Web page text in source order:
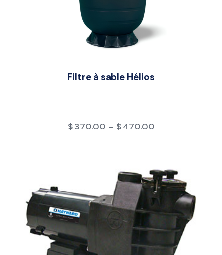
Filtre à sable Hélios
$370.00 – $470.00